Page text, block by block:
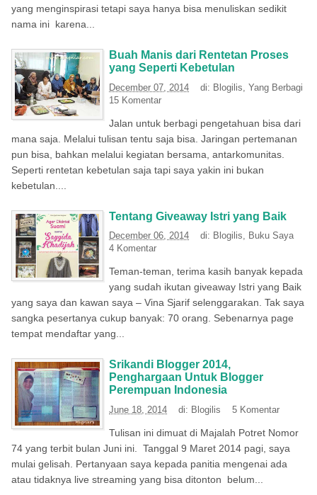
yang menginspirasi tetapi saya hanya bisa menuliskan sedikit
nama ini karena...
Buah Manis dari Rentetan Proses
yang Seperti Kebetulan
December 07, 2014 di: Blogilis Yang Berbagi
15 Komentar
Jalan untuk berbagi pengetahuan bisa dari
mana saja. Melalui tulisan tentu saja bisa. Jaringan pertemanan
pun bisa, bahkan melalui kegiatan bersama, antarkomunitas.
Seperti rentetan kebetulan saja tapi saya yakin ini bukan
kebetulan....
Tentang Giveaway Istri yang Baik
December 06, 2014 di: Blogilis, Buku Saya
4 Komentar
Teman-teman, terima kasih banyak kepada
yang sudah ikutan giveaway Istri yang Baik
yang saya dan kawan saya – Vina Sjarif selenggarakan. Tak saya
sangka pesertanya cukup banyak: 70 orang. Sebenarnya page
tempat mendaftar yang...
Srikandi Blogger 2014,
Penghargaan Untuk Blogger
Perempuan Indonesia
June 18, 2014 di: Blogilis 5 Komentar
Tulisan ini dimuat di Majalah Potret Nomor
74 yang terbit bulan Juni ini. Tanggal 9 Maret 2014 pagi, saya
mulai gelisah. Pertanyaan saya kepada panitia mengenai ada
atau tidaknya live streaming yang bisa ditonton belum...